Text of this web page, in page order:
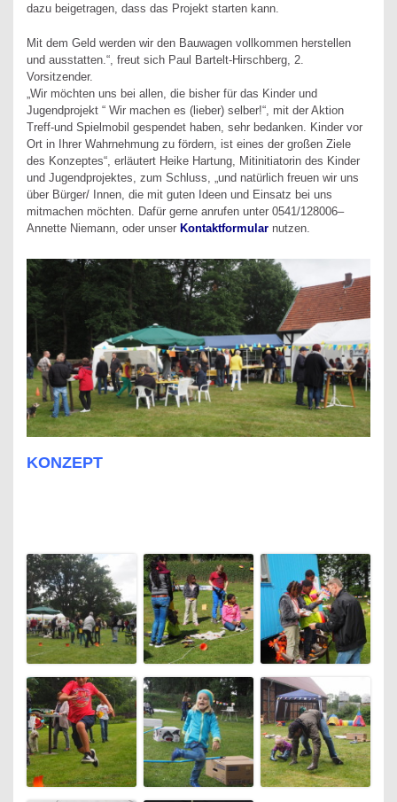
dazu beigetragen, dass das Projekt starten kann.
Mit dem Geld werden wir den Bauwagen vollkommen herstellen
und ausstatten.“, freut sich Paul Bartelt-Hirschberg, 2.
Vorsitzender.
„Wir möchten uns bei allen, die bisher für das Kinder und
Jugendprojekt “ Wir machen es (lieber) selber!“, mit der Aktion
Treff-und Spielmobil gespendet haben, sehr bedanken. Kinder vor
Ort in Ihrer Wahrnehmung zu fördern, ist eines der großen Ziele
des Konzeptes“, erläutert Heike Hartung, Mitinitiatorin des Kinder
und Jugendprojektes, zum Schluss, „und natürlich freuen wir uns
über Bürger/ Innen, die mit guten Ideen und Einsatz bei uns
mitmachen möchten. Dafür gerne anrufen unter 0541/128006–
Annette Niemann, oder unser Kontaktformular nutzen.
KONZEPT